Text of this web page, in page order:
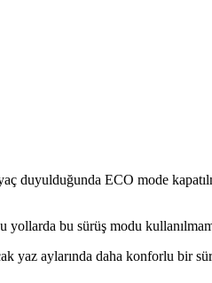
duyulduğunda ECO mode
bu sürüş modu
yaz aylarında daha konforlu bir